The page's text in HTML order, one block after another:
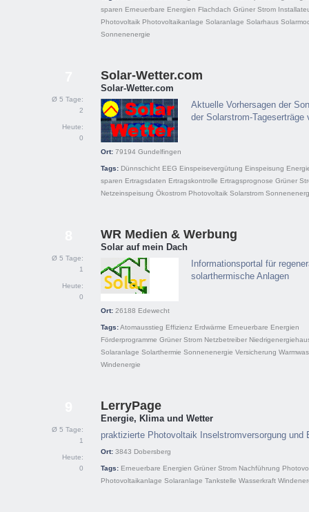
sparen Erneuerbare Energien Flachdach Grüner Strom
Photovoltaik Photovoltaikanlage Solaranlage Solarhaus
Sonnenenergie
Ø 5 Tage:
2
Heute:
0
Solar-Wetter.com
Solar-Wetter.com
Aktuelle Vorhersagen der
der Solarstrom-
Ort: 79194 Gundelfingen
Tags: Dünnschicht EEG Einspeisevergütung Einspeisung
sparen Ertragsdaten Ertragskontrolle Ertragsprognose Grüner
Netzeinspeisung Ökostrom Photovoltaik Solarstrom
Ø 5 Tage:
1
Heute:
0
WR Medien & Werbung
Solar auf mein Dach
Informationsportal für
solarthermische Anlagen
Ort: 26188 Edewecht
Tags:Atomausstieg Effizienz Erdwärme Erneuerbare Energien
Förderprogramme Grüner Strom Netzbetreiber
Solaranlage Solarthermie Sonnenenergie Versicherung
Windenergie
Ø 5 Tage:
1
Heute:
0
LerryPage
Energie, Klima und Wetter
praktizierte Photovoltaik Inselstromversorgung und
Ort: 3843 Dobersberg
Tags: Erneuerbare Energien Grüner Strom Nachführung
Photovoltaikanlage Solaranlage Tankstelle Wasserkraft